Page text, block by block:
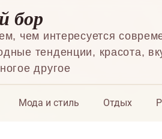
бор
чем интересуется
тенденции, красота,
другое
Мода и стиль Отдых